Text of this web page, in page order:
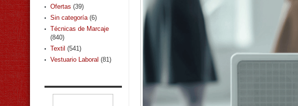
Ofertas (39)
Sin categoría(6)
Técnicas de Marcaje
(840)
Textil (541)
Vestuario Laboral (81)